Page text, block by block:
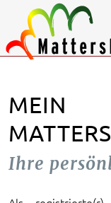
MEIN
Ihre